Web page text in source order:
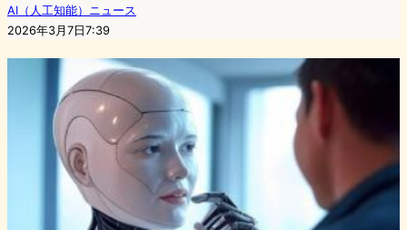
AI（人工知能）ニュース
2026年3月7日7:39